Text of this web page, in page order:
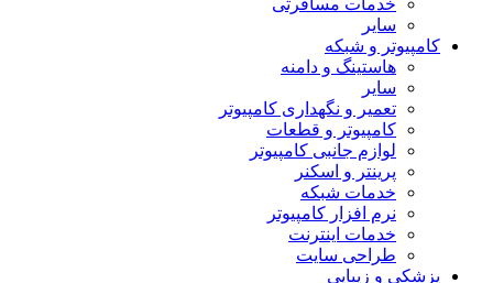
خدمات مسافرتی
سایر
کامپیوتر و شبکه
هاستینگ و دامنه
سایر
تعمیر و نگهداری کامپیوتر
کامپیوتر و قطعات
لوازم جانبی کامپیوتر
پرینتر و اسکنر
خدمات شبکه
نرم افزار کامپیوتر
خدمات اینترنت
طراحی سایت
پزشکی و زیبایی